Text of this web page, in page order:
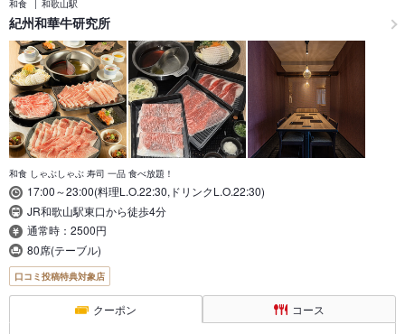
和食 和歌山駅
紀州和華牛研究所
和食 しゃぶしゃぶ 寿司 一品 食べ放題！
17:00～23:00(料理L.O.22:30,ドリンクL.O.22:30)
JR和歌山駅東口から徒歩4分
通常時：2500円
80席(テーブル)
口コミ投稿特典対象店
クーポン コース